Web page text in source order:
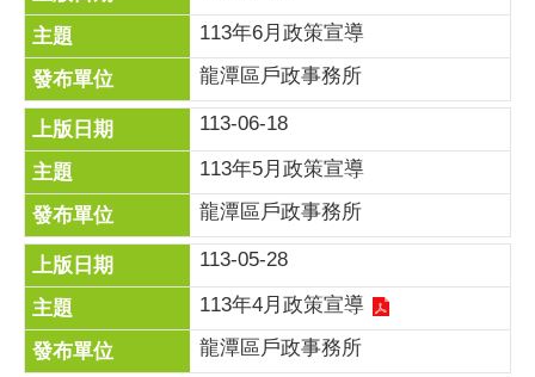
113年6月政策宣導
龍潭區戶政事務所
113-06-18
113年5月政策宣導
龍潭區戶政事務所
113-05-28
113年4月政策宣導
龍潭區戶政事務所